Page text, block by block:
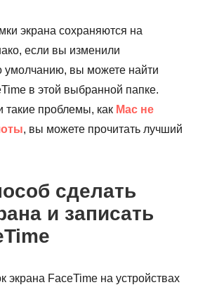
экрана сохраняются на
если вы изменили
умолчанию, вы можете найти
в этой выбранной папке.
такие проблемы, как Mac не
, вы можете прочитать лучший
сделать
и записать
экрана FaceTime на устройствах